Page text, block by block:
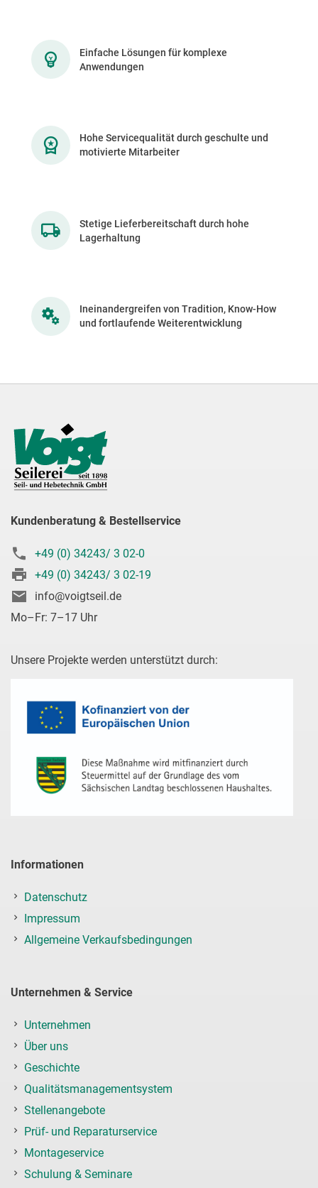
Einfache Lösungen für komplexe
Anwendungen
Hohe Servicequalität durch geschulte und
motivierte Mitarbeiter
Stetige Lieferbereitschaft durch hohe
Lagerhaltung
Ineinandergreifen von Tradition, Know-How
und fortlaufende Weiterentwicklung
Kundenberatung & Bestellservice
+49 (0) 34243/ 3 02-0
+49 (0) 34243/ 3 02-19
info@voigtseil.de
Mo–Fr: 7–17 Uhr
Unsere Projekte werden unterstützt durch:
Informationen
Datenschutz
Impressum
Allgemeine Verkaufsbedingungen
Unternehmen & Service
Unternehmen
Über uns
Geschichte
Qualitätsmanagementsystem
Stellenangebote
Prüf- und Reparaturservice
Montageservice
Schulung & Seminare